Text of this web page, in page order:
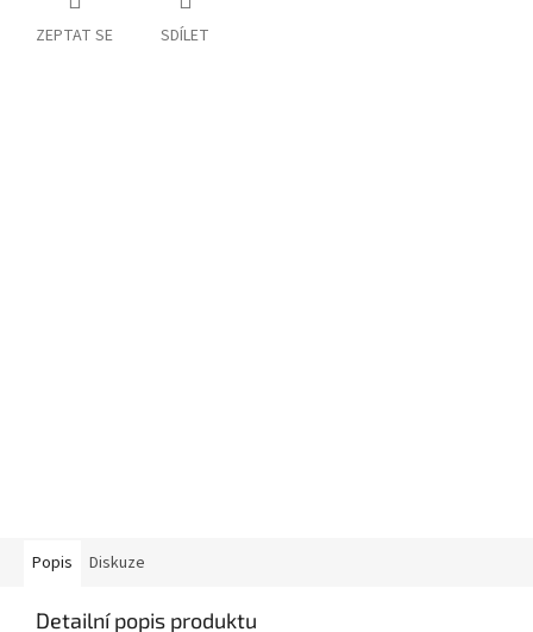
ZEPTAT SE SDÍLET
Popis Diskuze
Detailní popis produktu